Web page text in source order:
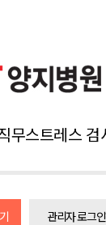
무스트레스
관리자 로그